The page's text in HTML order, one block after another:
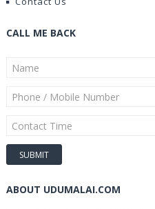
CALL ME BACK
ABOUT UDUMALAI.COM